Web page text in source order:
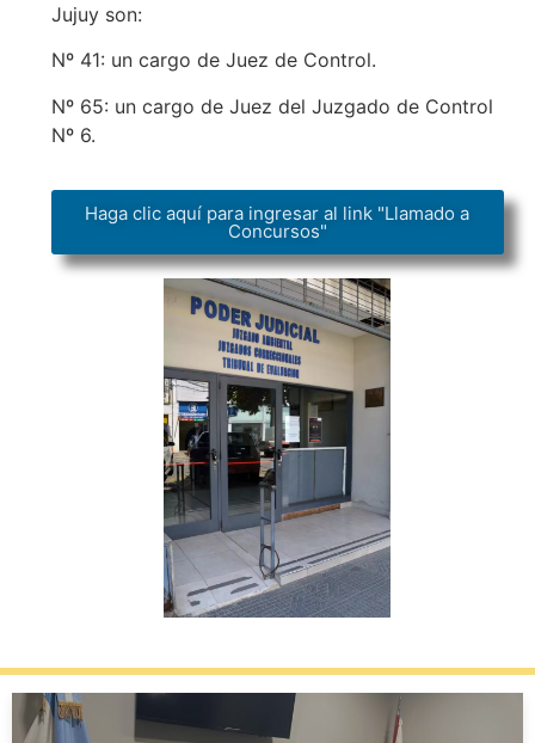
Jujuy son:
Nº 41: un cargo de Juez de Control.
Nº 65: un cargo de Juez del Juzgado de Control
Nº 6.
Haga clic aquí para ingresar al link "Llamado a
Concursos"